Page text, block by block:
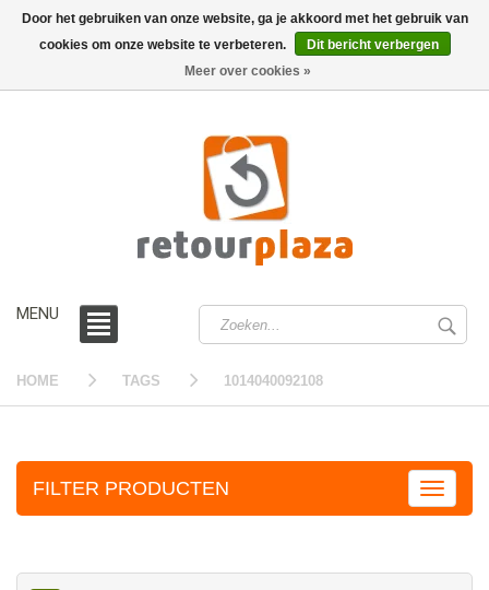
MENU
HOME TAGS 1014040092108
FILTER PRODUCTEN
Door het gebruiken van onze website, ga je akkoord met het gebruik van
cookies om onze website te verbeteren.
Dit bericht verbergen
Meer over cookies »